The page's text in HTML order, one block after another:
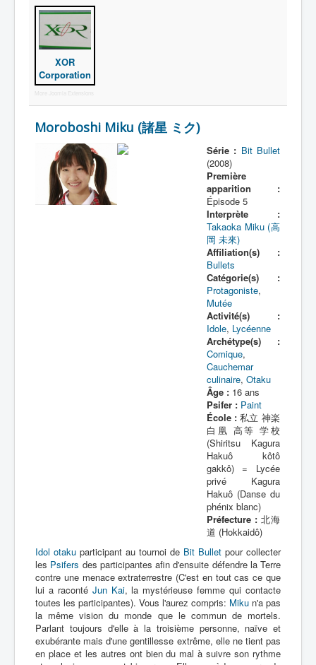
XOR
Corporation
More Joomla Extensions
Moroboshi Miku (諸星 ミク)
Série : Bit Bullet
(2008)
Première
apparition :
Épisode 5
Interprète :
Takaoka Miku (高
岡 未來)
Affiliation(s) :
Bullets
Catégorie(s) :
Protagoniste,
Mutée
Activité(s) :
Idole, Lycéenne
Archétype(s) :
Comique,
Cauchemar
culinaire, Otaku
Âge :16 ans
Psifer : Paint
École : 私立 神楽
白凰 高等 学校
(Shiritsu Kagura
Hakuô kôtô
gakkô) = Lycée
privé Kagura
Hakuô (Danse du
phénix blanc)
Préfecture :北海
道 (Hokkaidô)
Idol otaku participant au tournoi de Bit Bullet pour collecter
les Psifers des participantes afin d'ensuite défendre la Terre
contre une menace extraterrestre (C'est en tout cas ce que
lui a raconté Jun Kai, la mystérieuse femme qui contacte
toutes les participantes). Vous l'aurez compris: Miku n'a pas
la même vision du monde que le commun de mortels.
Parlant toujours d'elle à la troisième personne, naïve et
exubérante mais d'une gentillesse extrême, elle ne tient pas
en place et les autres ont bien du mal à suivre son rythme